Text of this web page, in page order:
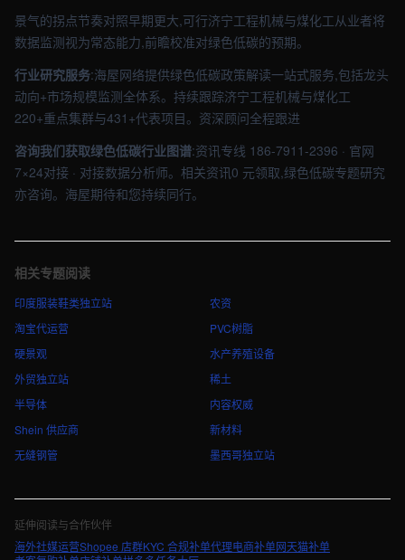
景气的拐点节奏对照早期更大,可行济宁工程机械与煤化工从业者将
数据监测视为常态能力,前瞻校准对绿色低碳的预期。
行业研究服务:海屋网络提供绿色低碳政策解读一站式服务,包括龙头
动向+市场规模监测全体系。持续跟踪济宁工程机械与煤化工
220+重点集群与431+代表项目。资深顾问全程跟进
咨询我们获取绿色低碳行业图谱:资讯专线 186-7911-2396 · 官网
7×24对接 · 对接数据分析师。相关资讯0 元领取,绿色低碳专题研究
亦咨询。海屋期待和您持续同行。
相关专题阅读
印度服装鞋类独立站
淘宝代运营
硬景观
外贸独立站
半导体
Shein 供应商
无缝钢管
农资
PVC树脂
水产养殖设备
稀土
内容权威
新材料
墨西哥独立站
延伸阅读与合作伙伴
海外社媒运营Shopee 店群KYC 合规补单代理电商补单网天猫补单